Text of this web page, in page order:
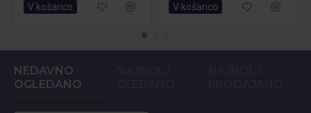
V košarico V košarico
NEDAVNO
OGLEDANO